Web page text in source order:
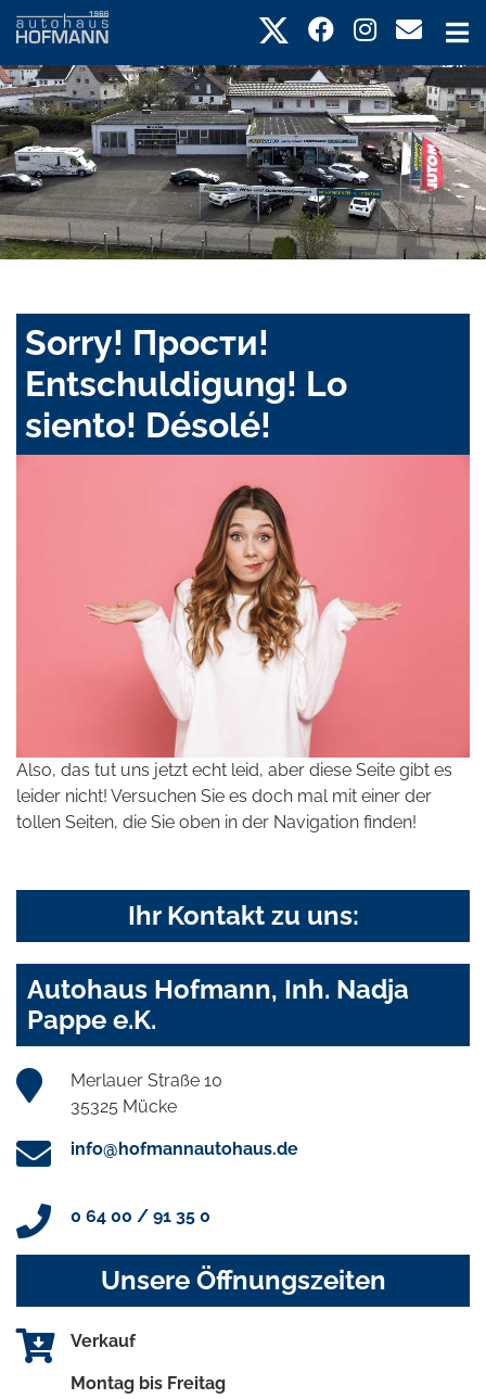
Sorry! Прости!
Entschuldigung! Lo
siento! Désolé!
Also, das tut uns jetzt echt leid, aber diese Seite gibt es
leider nicht! Versuchen Sie es doch mal mit einer der
tollen Seiten, die Sie oben in der Navigation finden!
Ihr Kontakt zu uns:
Autohaus Hofmann, Inh. Nadja
Pappe e.K.
Merlauer Straße 10
35325 Mücke
info@hofmannautohaus.de
0 64 00 / 91 35 0
Unsere Öffnungszeiten
Verkauf
Montag bis Freitag